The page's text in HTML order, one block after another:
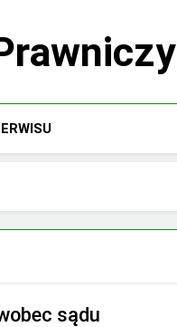
sądu